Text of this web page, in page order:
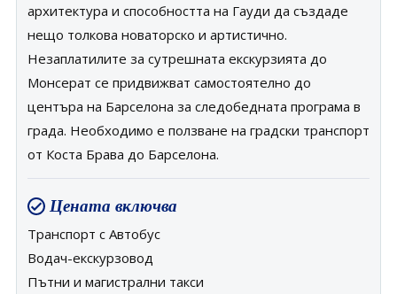
архитектура и способността на Гауди да създаде
нещо толкова новаторско и артистично.
Незаплатилите за сутрешната екскурзията до
Монсерат се придвижват самостоятелно до
центъра на Барселона за следобедната програма в
града. Необходимо е ползване на градски транспорт
от Коста Брава до Барселона.
Цената включва
Транспорт с Автобус
Водач-екскурзовод
Пътни и магистрални такси